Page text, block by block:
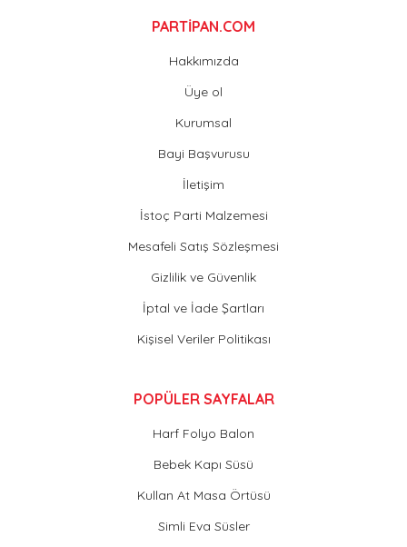
PARTİPAN.COM
Hakkımızda
Üye ol
Kurumsal
Bayi Başvurusu
İletişim
İstoç Parti Malzemesi
Mesafeli Satış Sözleşmesi
Gizlilik ve Güvenlik
İptal ve İade Şartları
Kişisel Veriler Politikası
POPÜLER SAYFALAR
Harf Folyo Balon
Bebek Kapı Süsü
Kullan At Masa Örtüsü
Simli Eva Süsler